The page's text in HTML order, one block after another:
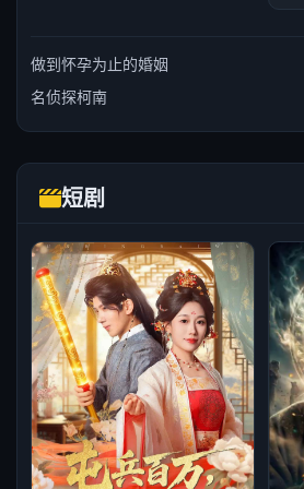
做到怀孕为止的婚姻
名侦探柯南
短剧